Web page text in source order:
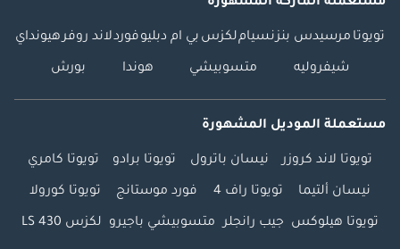
تويوتا مرسيدس بنزنسياملكزس بي ام دبليوفوردلاند روفرهيونداي
شيفروليه متسوبيشي هوندا بورش
مستعملة الموديل المشهورة
تويوتا لاند كروزر نيسان باترول تويوتا برادو تويوتا كامري
نيسان ألتيما تويوتا راف 4 فورد موستانج تويوتا كورولا
تويوتا هيلوكس جيب رانجلر متسوبيشي باجيرو لكزس LS 430